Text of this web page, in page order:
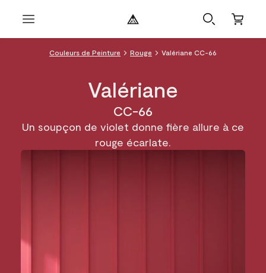
Couleurs de Peinture Rouge Valériane CC-66
Valériane
CC-66
Un soupçon de violet donne fière allure à ce
rouge écarlate.